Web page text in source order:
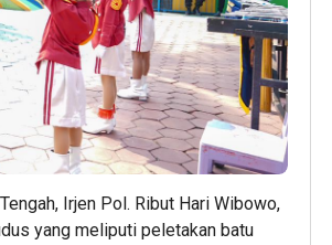
Irjen Pol. Ribut Hari Wibowo,
yang meliputi peletakan batu